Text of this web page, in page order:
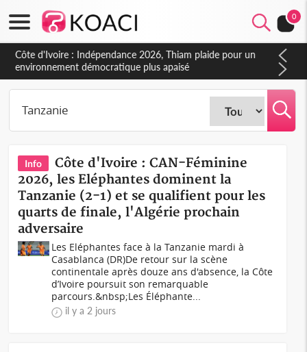
0
Côte d'Ivoire : Indépendance 2026, Thiam plaide pour un
environnement démocratique plus apaisé
Info
Côte d'Ivoire : CAN-Féminine
2026, les Eléphantes dominent la
Tanzanie (2-1) et se qualifient pour les
quarts de finale, l'Algérie prochain
adversaire
Les Eléphantes face à la Tanzanie mardi à
Casablanca (DR)De retour sur la scène
continentale après douze ans d'absence, la Côte
d’Ivoire poursuit son remarquable
parcours.&nbsp;Les Éléphante...
il y a 2 jours